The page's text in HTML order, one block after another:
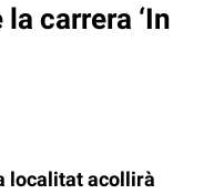
carrera ‘In
localitat acollirà